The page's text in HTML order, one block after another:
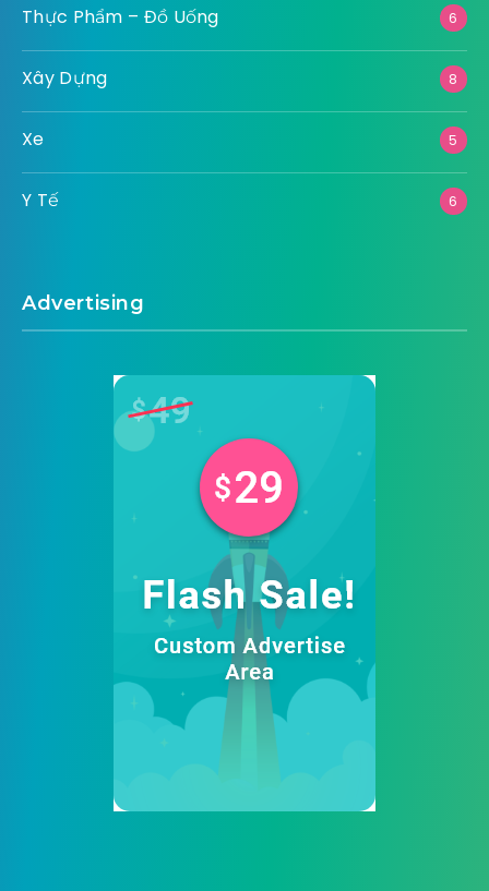
Thực Phẩm – Đồ Uống 6
Xây Dựng 8
Xe 5
Y Tế 6
Advertising